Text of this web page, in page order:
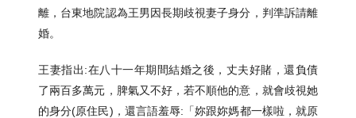
離，台東地院認為王男因長期歧視妻子身分，判準訴請離
婚。
王妻指出:在八十一年期間結婚之後，丈夫好賭，還負債
了兩百多萬元，脾氣又不好，若不順他的意，就會歧視她
的身分(原住民)，還言語羞辱:「妳跟妳媽都一樣啦，就原